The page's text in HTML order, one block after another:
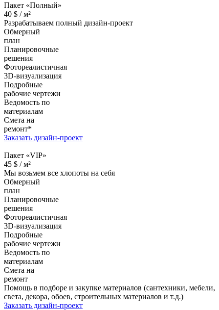
Пакет «Полный»
40 $ /м²
Разрабатываем полный дизайн-проект
Обмерный
план
Планировочные
решения
Фотореалистичная
3D-визуализация
Подробные
рабочие чертежи
Ведомость по
материалам
Смета на
ремонт*
Заказать дизайн-проект
Пакет «VIP»
45 $ /м²
Мы возьмем все хлопоты на себя
Обмерный
план
Планировочные
решения
Фотореалистичная
3D-визуализация
Подробные
рабочие чертежи
Ведомость по
материалам
Смета на
ремонт
Помощь в подборе и закупке материалов (сантехники, мебели,
света, декора, обоев, строительных материалов и т.д.)
Заказать дизайн-проект